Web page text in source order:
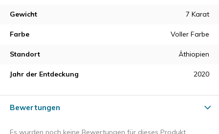
Gewicht 7 Karat
Farbe Voller Farbe
Standort Äthiopien
Jahr der Entdeckung 2020
Bewertungen
Es wurden noch keine Bewertungen für dieses Produkt